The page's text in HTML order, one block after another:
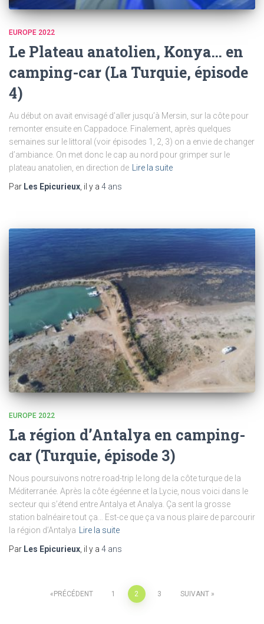
EUROPE 2022
Le Plateau anatolien, Konya… en
camping-car (La Turquie, épisode
4)
Au début on avait envisagé d’aller jusqu’à Mersin, sur la côte pour
remonter ensuite en Cappadoce. Finalement, après quelques
semaines sur le littoral (voir épisodes 1, 2, 3) on a envie de changer
d’ambiance. On met donc le cap au nord pour grimper sur le
plateau anatolien, en direction de
Lire la suite
Par Les Epicurieux , il y a 4 ans
EUROPE 2022
La région d’Antalya en camping-
car (Turquie, épisode 3)
Nous poursuivons notre road-trip le long de la côte turque de la
Méditerranée. Après la côte égéenne et la Lycie, nous voici dans le
secteur qui s’étend entre Antalya et Analya. Ça sent la grosse
station balnéaire tout ça… Est-ce que ça va nous plaire de parcourir
la région d’Antalya Lire la suite
Par Les Epicurieux, il y a 4 ans
Pagination
PRÉCÉDENT 1 2 3 SUIVANT